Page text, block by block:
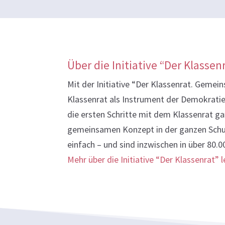
Über die Initiative “Der
Mit der Initiative “Der Klassenrat.
Klassenrat als Instrument der
die ersten Schritte mit dem Klassenrat
gemeinsamen Konzept in der ganzen
einfach – und sind inzwischen in über
Mehr über die Initiative “Der Klassenrat”